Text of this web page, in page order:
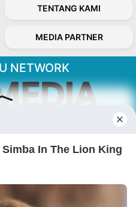
TENTANG KAMI
MEDIA PARTNER
NETWORK